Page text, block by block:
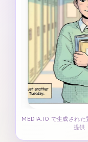
MEDIA.IO で生成され
提供：